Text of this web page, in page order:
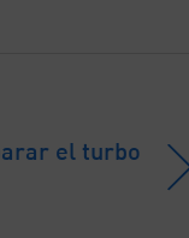
el turbo